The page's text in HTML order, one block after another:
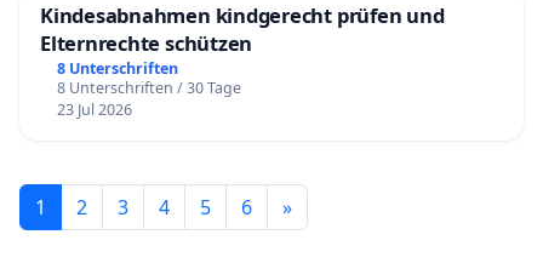
Kindesabnahmen kindgerecht prüfen und
Elternrechte schützen
8 Unterschriften
8 Unterschriften / 30 Tage
23 Jul 2026
1 2 3 4 5 6 »